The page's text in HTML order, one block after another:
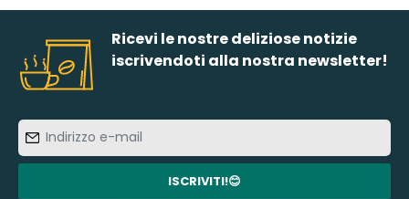
Ricevi le nostre deliziose notizie
iscrivendoti alla nostra newsletter!
e-
mail
ISCRIVITI!😊